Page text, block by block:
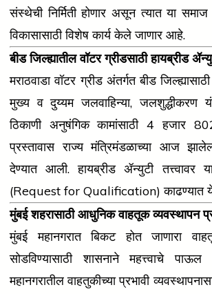
संस्थेची निर्मिती होणार असून त्यात या
विकासासाठी विशेष कार्य केले जाणार आहे.
बीड जिल्ह्यातील वॉटर ग्रीडसाठी हायब्रीड
मराठवाडा वॉटर ग्रीड अंतर्गत बीड
मुख्य व दुय्यम जलवाहिन्या, जलशुद्धीकरण
ठिकाणी अनुषंगिक कामांसाठी 4 हजार
प्रस्तावास राज्य मंत्रिमंडळाच्या आज
देण्यात आली. हायब्रीड ॲन्युटी तत्त्वावर या
(Request for Qualification) काढण्यात
मुंबई शहरासाठी आधुनिक वाहतूक व्यवस्थापन
मुंबई महानगरात बिकट होत जाणारा
सोडविण्यासाठी शासनाने महत्त्वाचे
महानगरातील वाहतुकीच्या प्रभावी